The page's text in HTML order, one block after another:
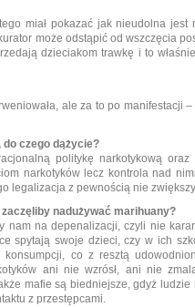
miał pokazać jak nieudolna jest
może odstąpić od wszczęcia
dzieciakom trawkę i to
ale za to po manifestacji
do czego dążycie?
politykę narkotykową
narkotyków lecz kontrola nad
legalizacja z pewnością nie
nadużywać marihuany?
nam na depenalizacji, czyli nie
spytają swoje dzieci, czy w ich
co z resztą
ani nie wzrósł, ani nie
mafie są biedniejsze, gdyż
z przestępcami.